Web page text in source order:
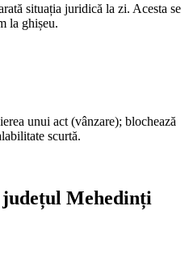
situația juridică la zi. Acesta se
la ghișeu.
unui act (vânzare); blochează
scurtă.
județul Mehedinți